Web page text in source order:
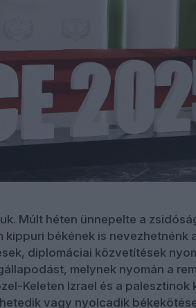
Múlt héten ünnepelte a
békének is nevezhetnénk
diplomáciai közvetítések
melynek nyomán a
Keleten Izrael és a palesztinok
vagy nyolcadik